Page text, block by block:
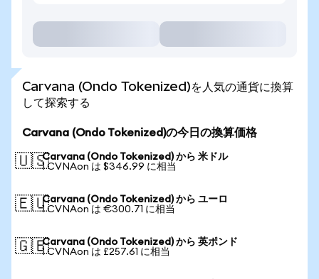
Carvana (Ondo Tokenized)を人気の通貨に換算
して探索する
Carvana (Ondo Tokenized)の今日の換算価格
🇺🇸Carvana (Ondo Tokenized) から 米ドル
1 CVNAon は $346.99 に相当
🇪🇺Carvana (Ondo Tokenized) から ユーロ
1 CVNAon は €300.71 に相当
🇬🇧Carvana (Ondo Tokenized) から 英ポンド
1 CVNAon は £257.61 に相当